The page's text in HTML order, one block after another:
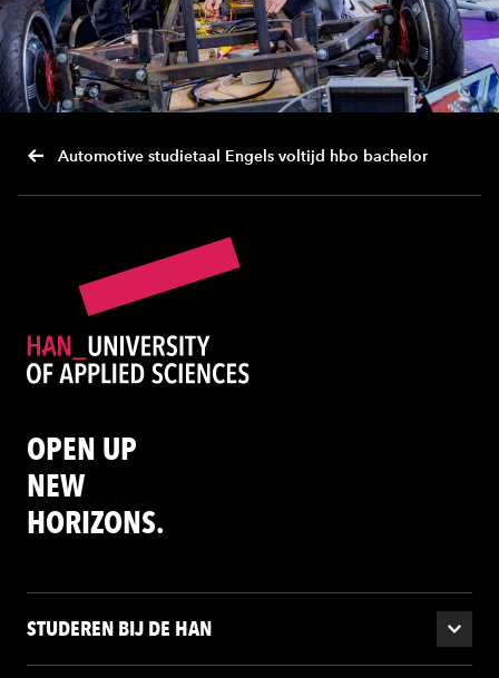
Automotive studietaal Engels voltijd hbo bachelor
OPEN UP
NEW
HORIZONS.
STUDEREN BIJ DE HAN